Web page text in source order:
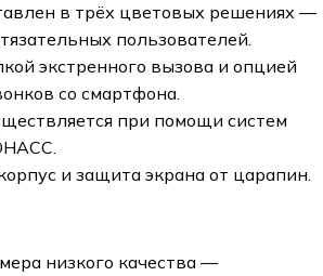
в трёх цветовых решениях —
пользователей.
экстренного вызова и опцией
со смартфона.
при помощи систем
и защита экрана от царапин.
низкого качества —